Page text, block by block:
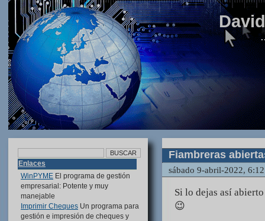
Fiambreras
sábado 9-abril-2022,
Si lo dejas así
😉
Enlaces
WinPYME El programa de gestión
empresarial: Potente y muy
manejable
Imprimir Cheques Un programa para
gestión e impresión de cheques y